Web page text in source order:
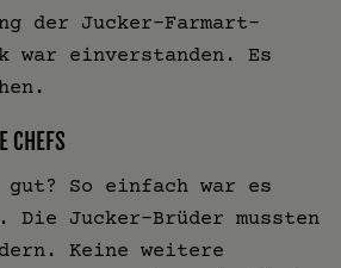
der Jucker-Farmart-
war einverstanden. Es
CHEFS
So einfach war es
Die Jucker-Brüder mussten
Keine weitere